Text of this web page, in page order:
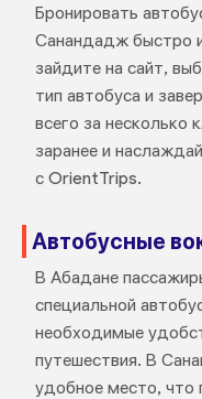
Бронировать
Санандадж быстро
зайдите на сайт,
тип автобуса и
всего за несколько
заранее и
с OrientTrips.
Автобусные
В Абадане
специальной
необходимые
путешествия. В
удобное место, что